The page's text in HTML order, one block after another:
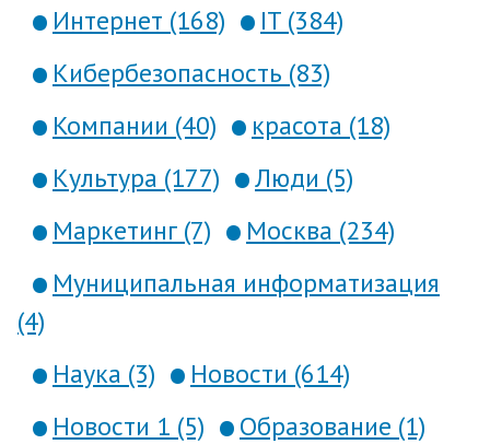
Интернет (168)
IT (384)
Кибербезопасность (83)
Компании (40)
красота (18)
Культура (177)
Люди (5)
Маркетинг (7)
Москва (234)
Муниципальная информатизация
(4)
Наука (3)
Новости (614)
Новости 1 (5)
Образование (1)